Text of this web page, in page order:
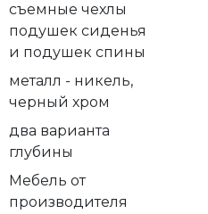
съемные чехлы
подушек сиденья
и подушек спины
металл - никель,
черный хром
два варианта
глубины
Мебель от
производителя